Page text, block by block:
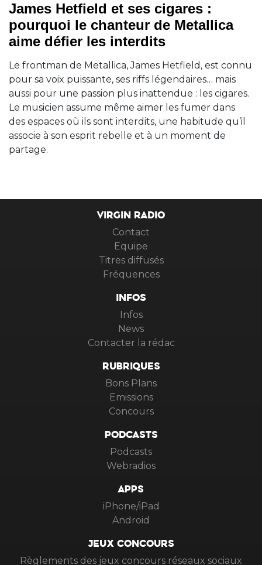
James Hetfield et ses cigares :
pourquoi le chanteur de Metallica
aime défier les interdits
Le frontman de Metallica, James Hetfield, est connu
pour sa voix puissante, ses riffs légendaires… mais
aussi pour une passion plus inattendue : les cigares.
Le musicien assume même aimer les fumer dans
des espaces où ils sont interdits, une habitude qu’il
associe à son esprit rebelle et à un moment de
partage.
VIRGIN RADIO
Contact
Equipe
Titres diffusés
Fréquences
INFOS
Infos
News
Contacter la rédac
RUBRIQUES
Bons Plans
Emissions
Concours
PODCASTS
Podcasts
Webradios
APPS
iPhone/iPad
Android
JEUX CONCOURS
Règlements des jeux concours réseaux sociaux